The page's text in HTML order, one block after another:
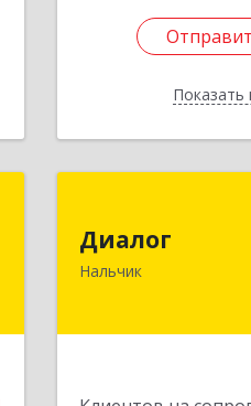
Показать
Диалог
Нальчик
360016,
Нальчик г,